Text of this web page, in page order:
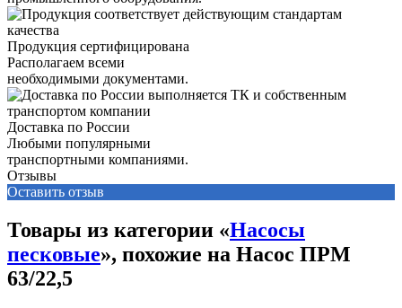
Продукция сертифицирована
Располагаем всеми
необходимыми документами.
Доставка по России
Любыми популярными
транспортными компаниями.
Отзывы
Оставить отзыв
Товары из категории «Насосы
песковые», похожие на Насос ПРМ
63/22,5